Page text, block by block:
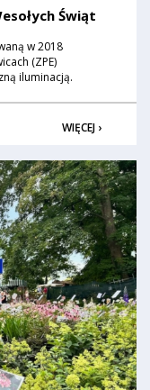
Świąt
w 2018
(ZPE)
iluminacją.
WIĘCEJ ›